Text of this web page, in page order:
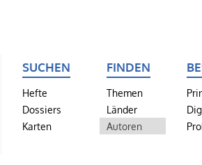
SUCHEN
Hefte
Dossiers
Karten
FINDEN
Themen
Länder
Autoren